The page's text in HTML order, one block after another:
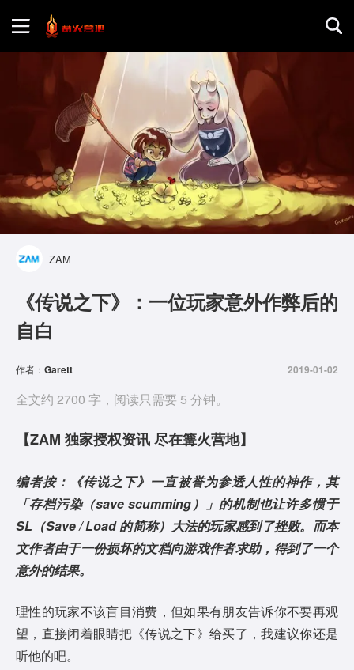
游戏评测
地图攻略
ZAM
《传说之下》：一位玩家意外作弊后的
自白
作者： Garett 2019-01-02
全文约 2700 字，阅读只需要 5 分钟。
【ZAM 独家授权资讯 尽在篝火营地】
编者按：《传说之下》一直被誉为参透人性的神作，其
「存档污染（save scumming）」的机制也让许多惯于
SL（Save / Load 的简称）大法的玩家感到了挫败。而本
文作者由于一份损坏的文档向游戏作者求助，得到了一个
意外的结果。
理性的玩家不该盲目消费，但如果有朋友告诉你不要再观
望，直接闭着眼睛把《传说之下》给买了，我建议你还是
听他的吧。